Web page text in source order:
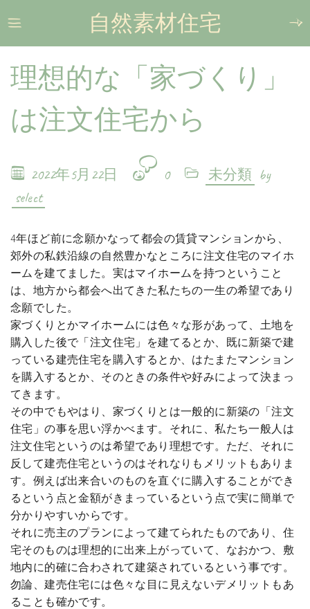
自然素材住宅
理想的な「家づくり」
は注文住宅から
2022年5月22日 0 未分類 by
select
4年ほど前に念願かなって都会の賃貸マンションから、
郊外の私鉄沿線の自然豊かなところに注文住宅のマイホ
ームを建てました。実はマイホームを持つということ
は、地方から都会へ出てきた私たちの一生の希望であり
念願でした。
家づくりとかマイホームには色々な形があって、土地を
購入した後で「注文住宅」を建てるとか、既に新築で建
っている建売住宅を購入するとか、はたまたマンション
を購入するとか、そのときの条件や好みによって決まっ
てきます。
その中でもやはり、家づくりとは一般的に新築の「注文
住宅」の事を思い浮かべます。それに、私たち一般人は
注文住宅というのは希望であり理想です。ただ、それに
反して建売住宅というのはそれなりもメリットもありま
す。例えば出来合いのものを直ぐに購入することができ
るという点と金額がきまっているという点で実に簡単で
分かりやすいからです。
それに売主のプランによって建てられたものであり、住
宅そのものは理想的に出来上がっていて、なおかつ、敷
地内に的確に合わされて建築されているという事です。
勿論、建売住宅には色々な目に見えないデメリットもあ
ることも確かです。